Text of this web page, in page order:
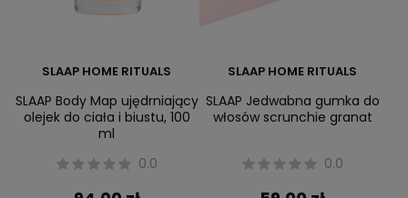
SLAAP HOME RITUALS
SLAAP Body Map ujędrniający
olejek do ciała i biustu, 100
ml
0.0
SLAAP HOME RITUALS
SLAAP Jedwabna gumka do
włosów scrunchie granat
0.0